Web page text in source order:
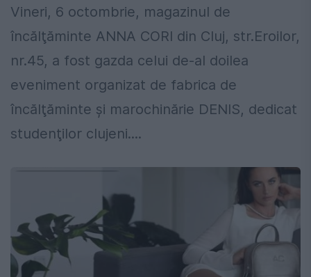
Vineri, 6 octombrie, magazinul de
încălţăminte ANNA CORI din Cluj, str.Eroilor,
nr.45, a fost gazda celui de-al doilea
eveniment organizat de fabrica de
încălţăminte şi marochinărie DENIS, dedicat
studenţilor clujeni....